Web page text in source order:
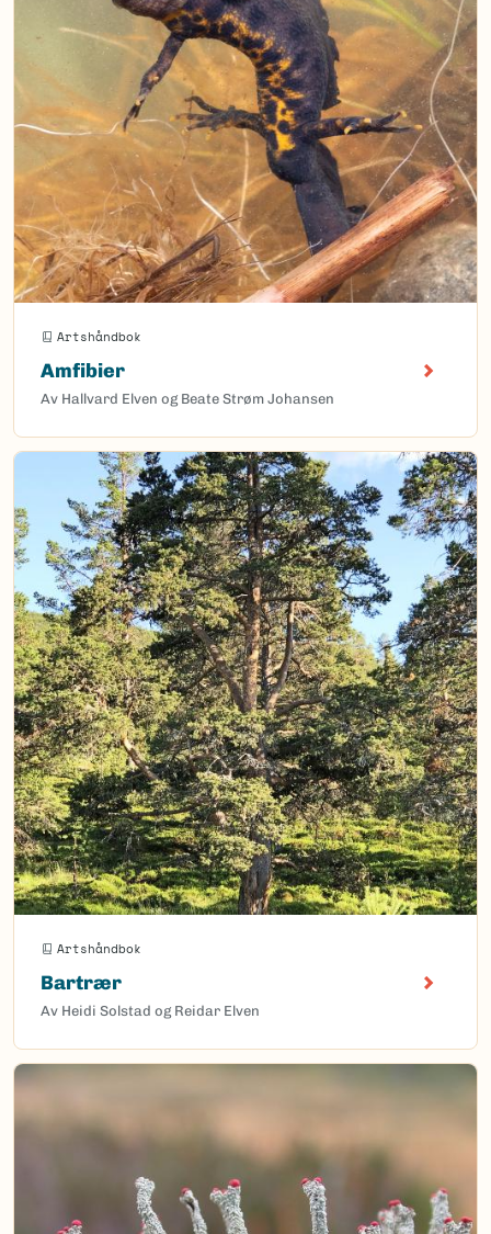
Artshåndbok
Amfibier
Av Hallvard Elven og Beate Strøm Johansen
Artshåndbok
Bartrær
Av Heidi Solstad og Reidar Elven